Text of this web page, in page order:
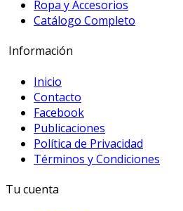
Ropa y Accesorios
Catálogo Completo
Información
Inicio
Contacto
Facebook
Publicaciones
Política de Privacidad
Términos y Condiciones
Tu cuenta